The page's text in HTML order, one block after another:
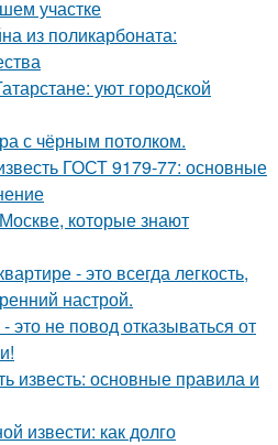
участке
из поликарбоната:
уют городской
с чёрным потолком.
ГОСТ 9179-77: основные
которые знают
- это всегда легкость,
настрой.
не повод отказываться от
известь: основные правила и
извести: как долго